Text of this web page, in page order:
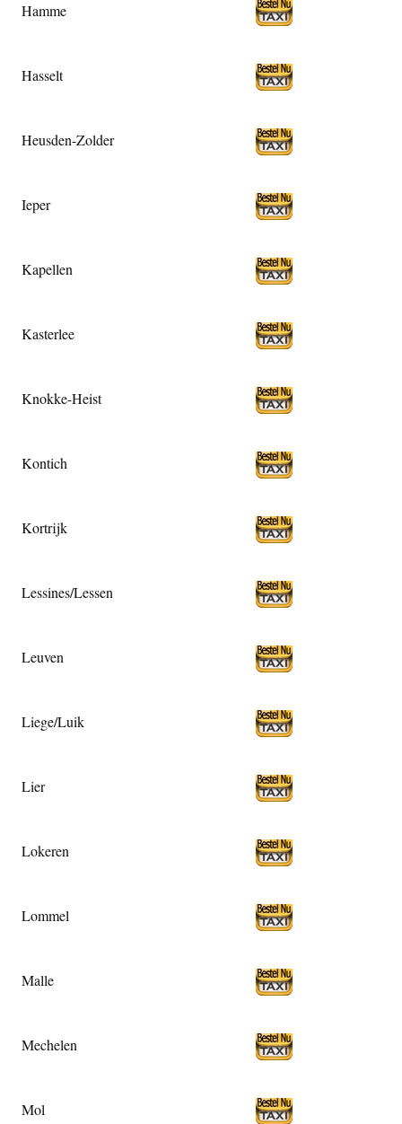
Hamme
Hasselt
Heusden-Zolder
Ieper
Kapellen
Kasterlee
Knokke-Heist
Kontich
Kortrijk
Lessines/Lessen
Leuven
Liege/Luik
Lier
Lokeren
Lommel
Malle
Mechelen
Mol